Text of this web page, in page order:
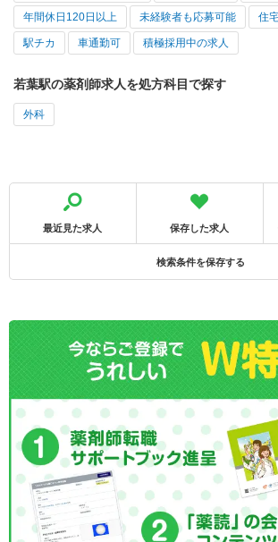
年間休日120日以上 未経験者も応募可能 住
駅チカ 車通勤可 積極採用中の求人
若葉駅の薬剤師求人を処方科目で探す
外科
最近見た求人 保存した求人
検索条件を保存する